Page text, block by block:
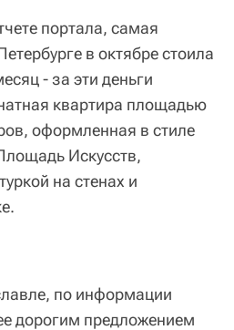
портала, самая
в октябре стоила
- за эти деньги
квартира площадью
оформленная в стиле
Искусств,
на стенах и
по информации
дорогим предложением